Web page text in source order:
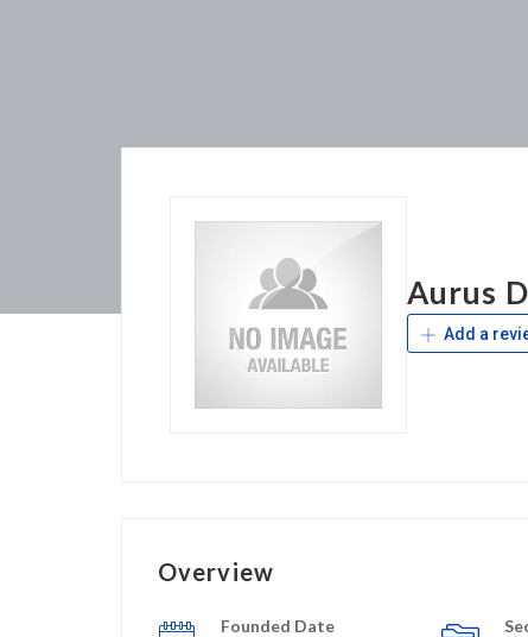
Aurus
Add a
Overview
Founded Date